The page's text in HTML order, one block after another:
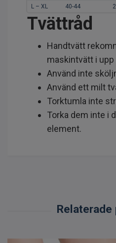
L – XL
40-44
Tvättråd
Handtvätt
maskintvätt i
Använd inte
Använd ett milt
Torktumla inte
Torka dem inte i
element.